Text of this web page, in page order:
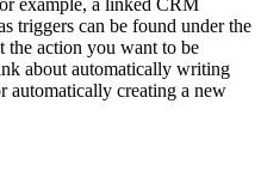
triggers can be found under the
the action you want to be
about automatically writing
automatically creating a new